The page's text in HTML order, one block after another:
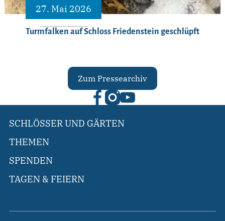
27. Mai 2026
Turmfalken auf Schloss Friedenstein geschlüpft
Zum Pressearchiv
SCHLÖSSER UND GÄRTEN
THEMEN
SPENDEN
TAGEN & FEIERN